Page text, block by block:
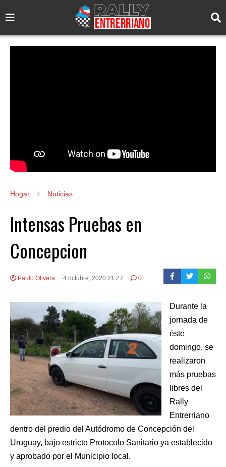
Hogar Noticias
Intensas Pruebas en
Concepcion
Paulo Olivera 4 octubre, 2020 21:27 0
Durante la
jornada de
éste
domingo, se
realizaron
más pruebas
libres del
Rally
Entrerriano
dentro del predio del Autódromo de Concepción del
Uruguay, bajo estricto Protocolo Sanitario ya establecido
y aprobado por el Municipio local.